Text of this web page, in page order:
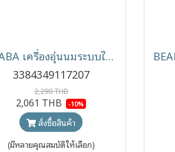
BEABA เครื่องอุ่นนมระบบไอน้ำ 3 in 1 Baby Milk Second
3384349117207
2,290 THB
2,061 THB -10%
สั่งซื้อสินค้า
(มีหลายคุณสมบัติให้เลือก)